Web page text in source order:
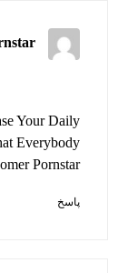
Your Daily
Everybody
Pornstar
پاسخ